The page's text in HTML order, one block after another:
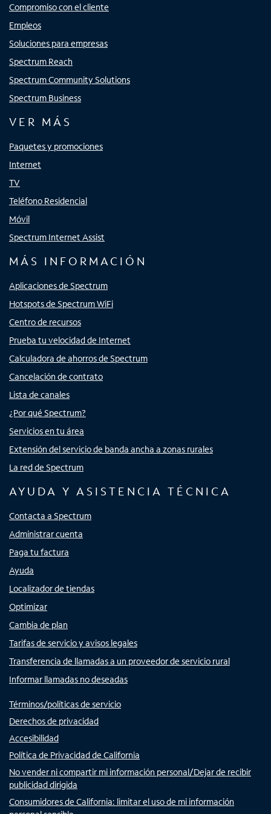
Compromiso con el cliente
Empleos
Soluciones para empresas
Spectrum Reach
Spectrum Community Solutions
Spectrum Business
VER MÁS
Paquetes y promociones
Internet
TV
Teléfono Residencial
Móvil
Spectrum Internet Assist
MÁS INFORMACIÓN
Aplicaciones de Spectrum
Hotspots de Spectrum WiFi
Centro de recursos
Prueba tu velocidad de Internet
Calculadora de ahorros de Spectrum
Cancelación de contrato
Lista de canales
¿Por qué Spectrum?
Servicios en tu área
Extensión del servicio de banda ancha a zonas rurales
La red de Spectrum
AYUDA Y ASISTENCIA TÉCNICA
Contacta a Spectrum
Administrar cuenta
Paga tu factura
Ayuda
Localizador de tiendas
Optimizar
Cambia de plan
Tarifas de servicio y avisos legales
Transferencia de llamadas a un proveedor de servicio rural
Informar llamadas no deseadas
Términos/políticas de servicio
Derechos de privacidad
Accesibilidad
Política de Privacidad de California
No vender ni compartir mi información personal/Dejar de recibir
publicidad dirigida
Consumidores de California: limitar el uso de mi información